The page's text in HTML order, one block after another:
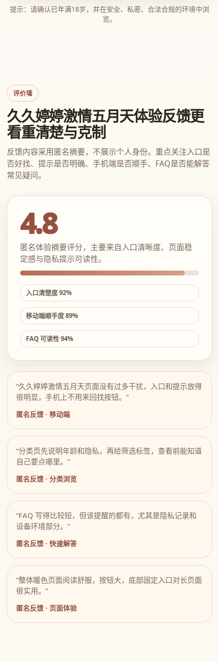
提示：请确认已年满18岁，并在安全、私密、合法合规的环境中浏
览。
评价墙
久久婷婷激情五月天体验反馈更
看重清楚与克制
反馈内容采用匿名摘要，不展示个人身份。重点关注入口是
否好找、提示是否明确、手机端是否顺手、FAQ是否能解答
常见疑问。
4.8
匿名体验摘要评分，主要来自入口清晰度、页面稳
定感与隐私提示可读性。
入口清楚度 92%
移动端顺手度 89%
FAQ 可读性 94%
“久久婷婷激情五月天页面没有过多干扰，入口和提示放得
很明显，手机上不用来回找按钮。”
匿名反馈 · 移动端
“分类页先说明年龄和隐私，再给筛选标签，查看前能知道
自己要点哪里。”
匿名反馈 · 分类浏览
“FAQ 写得比较短，但该提醒的都有，尤其是隐私记录和
设备环境部分。”
匿名反馈 · 快速解答
“整体暖色页面阅读舒服，按钮大，底部固定入口对长页面
很实用。”
匿名反馈 · 页面体验